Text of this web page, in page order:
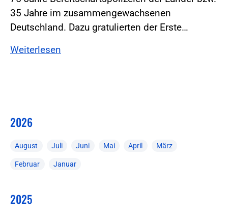
35 Jahre im zusammengewachsenen
Deutschland. Dazu gratulierten der Erste…
Weiterlesen
2026
August Juli Juni Mai April März
Februar Januar
2025